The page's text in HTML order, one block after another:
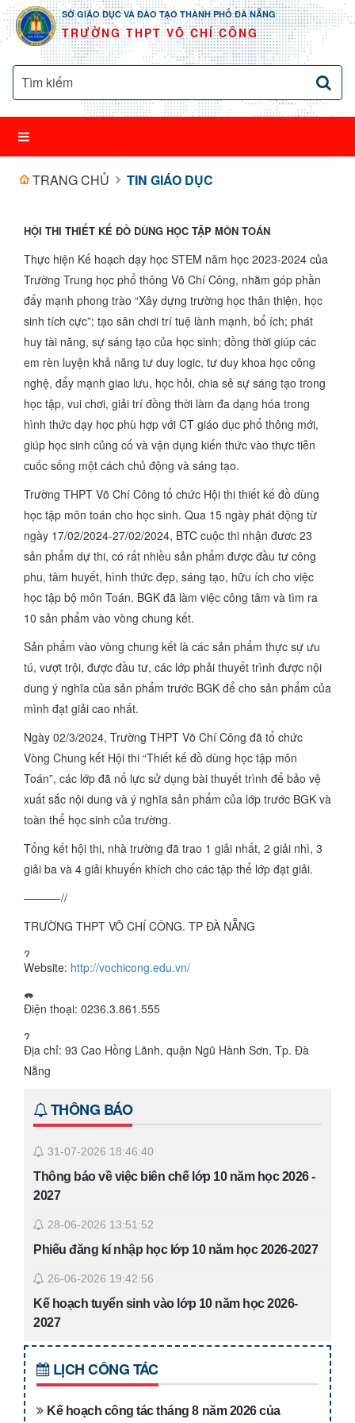
SỞ GIÁO DỤC VÀ ĐÀO TẠO THÀNH PHỐ ĐÀ NẴNG
TRƯỜNG THPT VÕ CHÍ CÔNG
TRANG CHỦ TIN GIÁO DỤC
HỘI THI THIẾT KẾ ĐỒ DÙNG HỌC TẬP MÔN TOÁN
Thực hiện Kế hoạch dạy học STEM năm học 2023-2024 của
Trường Trung học phổ thông Võ Chí Công, nhằm góp phần
đẩy mạnh phong trào “Xây dựng trường học thân thiện, học
sinh tích cực”; tạo sân chơi trí tuệ lành mạnh, bổ ích; phát
huy tài năng, sự sáng tạo của học sinh; đồng thời giúp các
em rèn luyện khả năng tư duy logic, tư duy khoa học công
nghệ, đẩy mạnh giao lưu, học hỏi, chia sẻ sự sáng tạo trong
học tập, vui chơi, giải trí đồng thời làm đa dạng hóa trong
hình thức dạy học phù hợp với CT giáo dục phổ thông mới,
giúp học sinh củng cố và vận dụng kiến thức vào thực tiễn
cuốc sống một cách chủ động và sáng tạo.
Trường THPT Võ Chí Công tổ chức Hội thi thiết kế đồ dùng
học tập môn toán cho học sinh. Qua 15 ngày phát động từ
ngày 17/02/2024-27/02/2024, BTC cuộc thi nhận đươc 23
sản phẩm dự thi, có rất nhiều sản phẩm được đầu tư công
phu, tâm huyết, hình thức đẹp, sáng tạo, hữu ích cho việc
học tập bộ môn Toán. BGK đã làm việc công tâm và tìm ra
10 sản phẩm vào vòng chung kết.
Sản phẩm vào vòng chung kết là các sản phẩm thực sự ưu
tú, vượt trội, được đầu tư, các lớp phải thuyết trình được nội
dung ý nghĩa của sản phẩm trước BGK để cho sản phẩm của
mình đạt giải cao nhất.
Ngày 02/3/2024, Trường THPT Võ Chí Công đã tổ chức
Vòng Chung kết Hội thi “Thiết kế đồ dùng học tập môn
Toán”, các lớp đã nổ lực sử dụng bài thuyết trình để bảo vệ
xuất sắc nội dung và ý nghĩa sản phẩm của lớp trước BGK và
toàn thể học sinh của trường.
Tổng kết hội thi, nhà trường đã trao 1 giải nhất, 2 giải nhì, 3
giải ba và 4 giải khuyến khích cho các tập thể lớp đạt giải.
———-//
TRƯỜNG THPT VÕ CHÍ CÔNG. TP ĐÀ NẴNG
Website: http://vochicong.edu.vn/
Điện thoại: 0236.3.861.555
Địa chỉ: 93 Cao Hồng Lãnh, quận Ngũ Hành Sơn, Tp. Đà
Nẵng
THÔNG BÁO
31-07-2026 18:46:40
Thông báo về việc biên chế lớp 10 năm học 2026 -
2027
28-06-2026 13:51:52
Phiếu đăng kí nhập học lớp 10 năm học 2026-2027
26-06-2026 19:42:56
Kế hoạch tuyển sinh vào lớp 10 năm học 2026-
2027
Danh sách trúng tuyển vào lớp 10 THPT Võ Chí
LỊCH CÔNG TÁC
Kế hoạch công tác tháng 8 năm 2026 của